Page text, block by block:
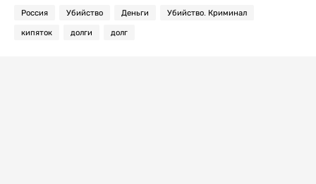
Россия Убийство Деньги Убийство. Криминал
кипяток долги долг